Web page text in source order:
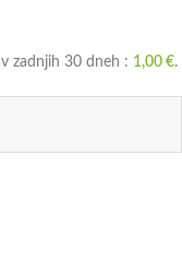
zadnjih 30 dneh : 1,00 €.